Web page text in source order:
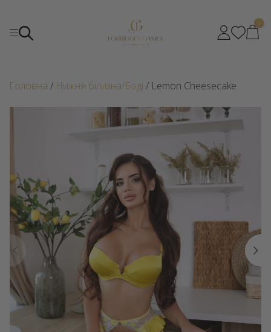
0
Головна / Нижня білизна/Боді / Lemon Cheesecake